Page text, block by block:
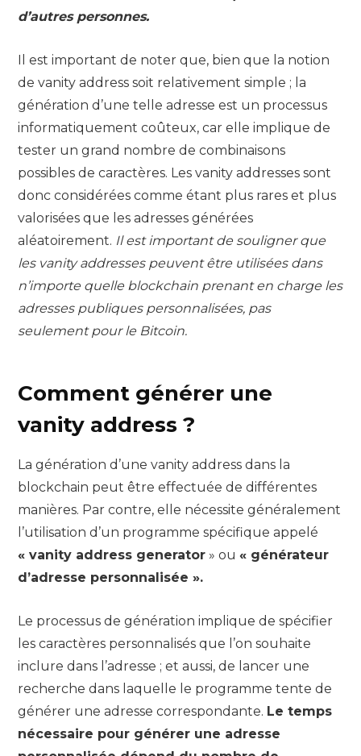
d’autres personnes.
Il est important de noter que, bien que la notion
de vanity address soit relativement simple ; la
génération d’une telle adresse est un processus
informatiquement coûteux, car elle implique de
tester un grand nombre de combinaisons
possibles de caractères. Les vanity addresses sont
donc considérées comme étant plus rares et plus
valorisées que les adresses générées
aléatoirement. Il est important de souligner que
les vanity addresses peuvent être utilisées dans
n’importe quelle blockchain prenant en charge les
adresses publiques personnalisées, pas
seulement pour le Bitcoin.
Comment générer une
vanity address ?
La génération d’une vanity address dans la
blockchain peut être effectuée de différentes
manières. Par contre, elle nécessite généralement
l’utilisation d’un programme spécifique appelé
« vanity address generator » ou « générateur
d’adresse personnalisée ».
Le processus de génération implique de spécifier
les caractères personnalisés que l’on souhaite
inclure dans l’adresse ; et aussi, de lancer une
recherche dans laquelle le programme tente de
générer une adresse correspondante. Le temps
nécessaire pour générer une adresse